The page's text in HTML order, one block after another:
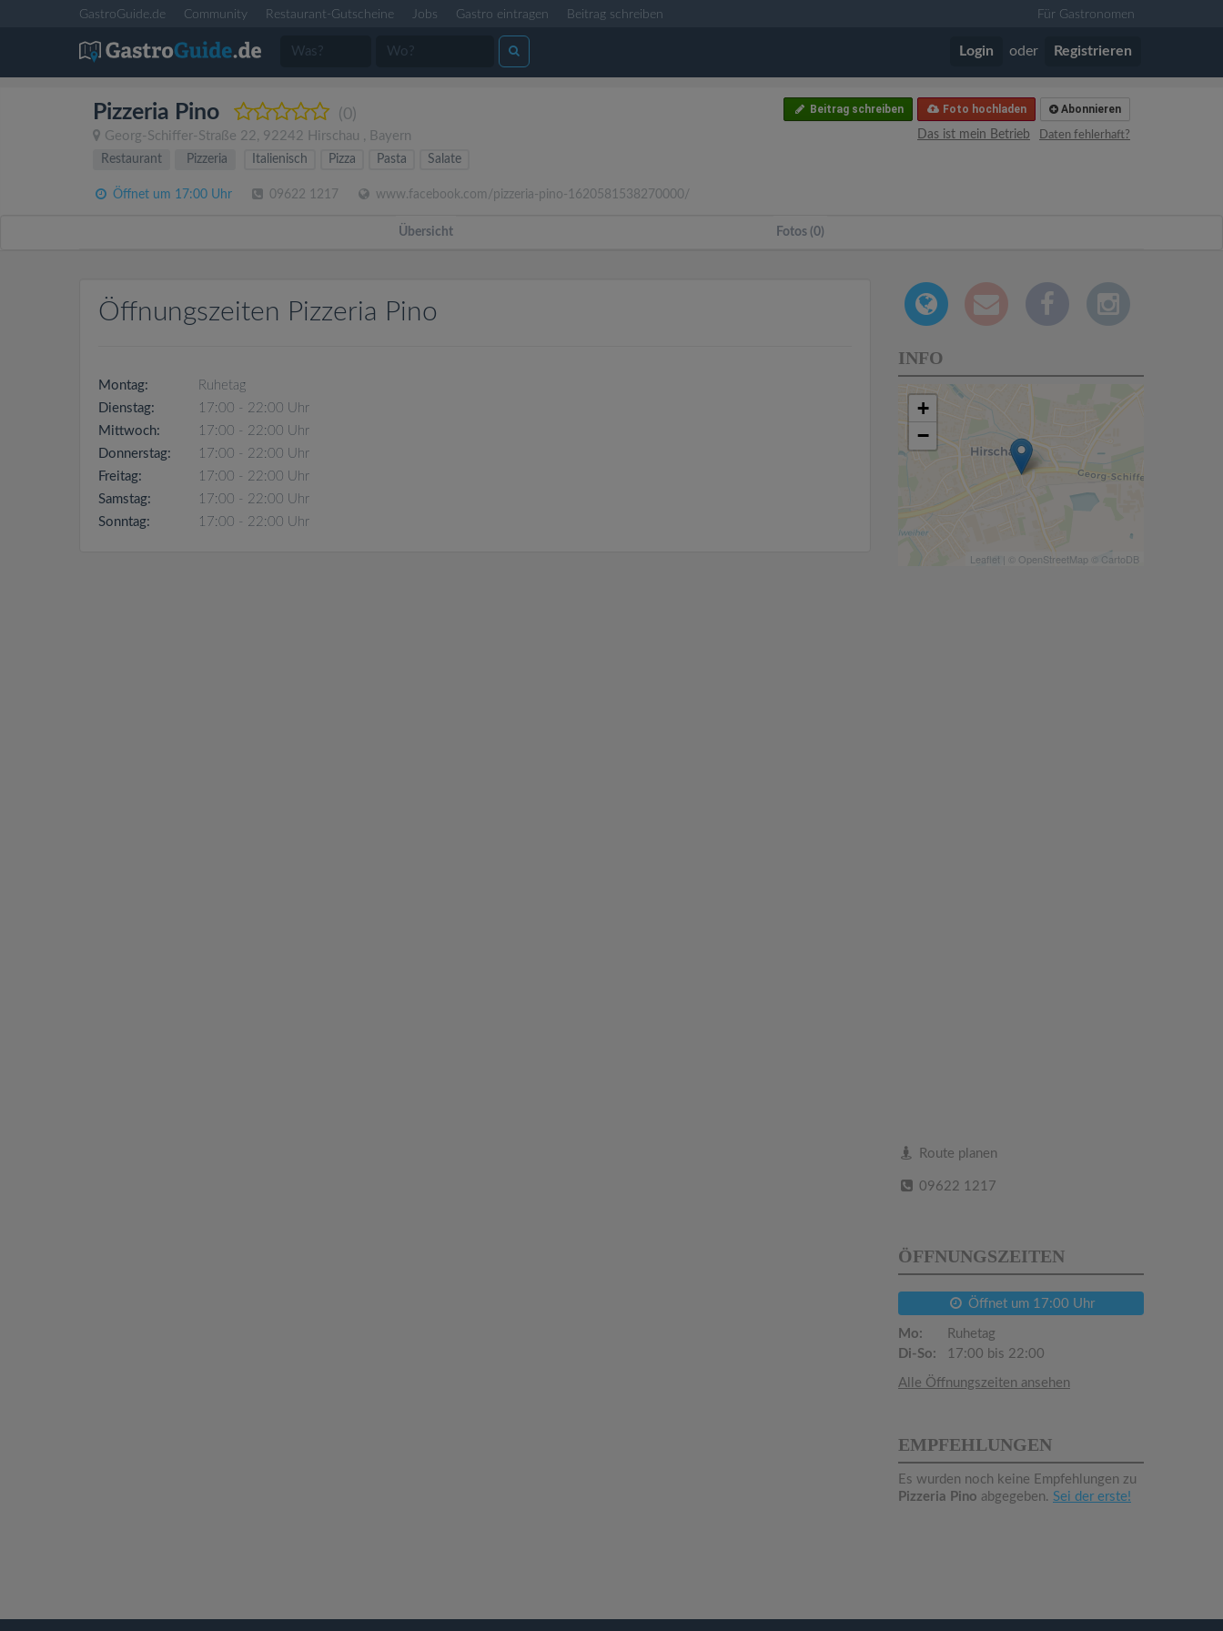
GastroGuide.de Community Restaurant-Gutscheine Jobs Gastro eintragen Beitrag schreiben Für Gastronomen
Login oder Registrieren
Pizzeria Pino (0)
Georg-Schiffer-Straße 22, 92242 Hirschau , Bayern
Abonnieren
Foto hochladen
Beitrag schreiben
Daten fehlerhaft?
Das ist mein Betrieb
Restaurant
Pizzeria Italienisch Pizza Pasta Salate
Öffnet um 17:00 Uhr 09622 1217 www.facebook.com/pizzeria-pino-1620581538270000/
Übersicht Fotos (0)
Öffnungszeiten Pizzeria Pino
Montag:
Ruhetag
Dienstag:
17:00 - 22:00 Uhr
Mittwoch:
17:00 - 22:00 Uhr
Donnerstag:
17:00 - 22:00 Uhr
Freitag:
17:00 - 22:00 Uhr
Samstag:
17:00 - 22:00 Uhr
Sonntag:
17:00 - 22:00 Uhr
INFO
+
−
Leaflet | © OpenStreetMap © CartoDB
Route planen
09622 1217
ÖFFNUNGSZEITEN
Öffnet um 17:00 Uhr
Mo:
Ruhetag
Di-So:
17:00 bis 22:00
Alle Öffnungszeiten ansehen
EMPFEHLUNGEN
Es wurden noch keine Empfehlungen zu
Pizzeria Pino abgegeben. Sei der erste!